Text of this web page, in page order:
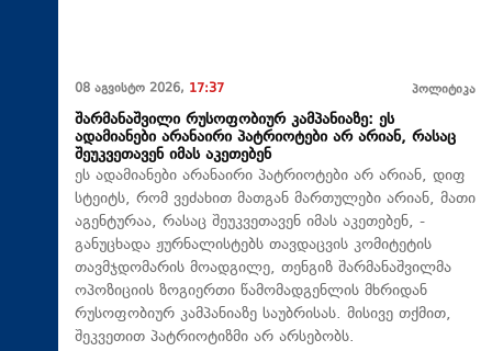
08 აგვისტო 2026, 17:37 პოლიტიკა
შარმანაშვილი რუსოფობიურ კამპანიაზე: ეს
ადამიანები არანაირი პატრიოტები არ არიან, რასაც
შეუკვეთავენ იმას აკეთებენ
ეს ადამიანები არანაირი პატრიოტები არ არიან, დიფ
სტეიტს, რომ ვეძახით მათგან მართულები არიან, მათი
აგენტურაა, რასაც შეუკვეთავენ იმას აკეთებენ, -
განუცხადა ჟურნალისტებს თავდაცვის კომიტეტის
თავმჯდომარის მოადგილე, თენგიზ შარმანაშვილმა
ოპოზიციის ზოგიერთი წამომადგენლის მხრიდან
რუსოფობიურ კამპანიაზე საუბრისას. მისივე თქმით,
შეკვეთით პატრიოტიზმი არ არსებობს.